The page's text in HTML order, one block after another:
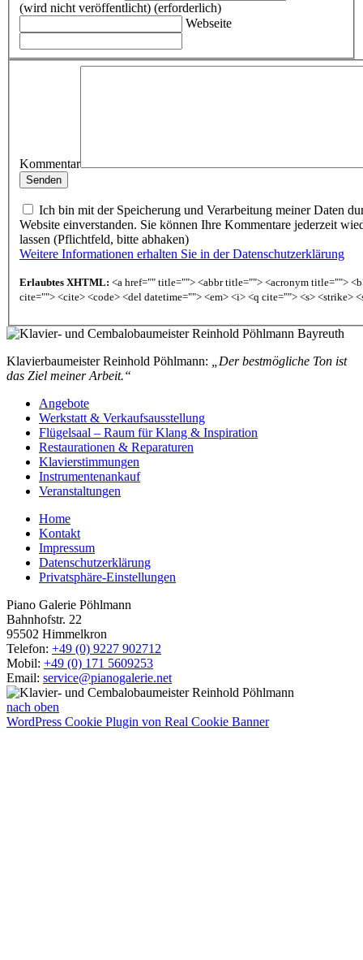
(wird nicht veröffentlicht) (erforderlich)
Webseite
Kommentar
Ich bin mit der Speicherung und Verarbeitung meiner Daten
Website einverstanden. Sie können Ihre Kommentare jederzeit
lassen (Pflichtfeld, bitte abhaken)
Weitere Informationen erhalten Sie in der Datenschutzerklärung
Erlaubtes XHTML: <a href="" title=""> <abbr title=""> <acronym title="">
cite=""> <cite> <code> <del datetime=""> <em> <i> <q cite=""> <s> <strike>
Klavierbaumeister Reinhold Pöhlmann:
„Der bestmögliche Ton ist
das Ziel meiner Arbeit.“
Angebote
Werkstatt & Verkaufsausstellung
Flügelsaal – Raum für Klang & Inspiration
Restaurationen & Reparaturen
Klavierstimmungen
Instrumentenankauf
Veranstaltungen
Home
Kontakt
Impressum
Datenschutzerklärung
Privatsphäre-Einstellungen
Piano Galerie Pöhlmann
Bahnhofstr. 22
95502 Himmelkron
Telefon: +49 (0) 9227 902712
Mobil: +49 (0) 171 5609253
Email: service@pianogalerie.net
nach oben
WordPress Cookie Plugin von Real Cookie Banner